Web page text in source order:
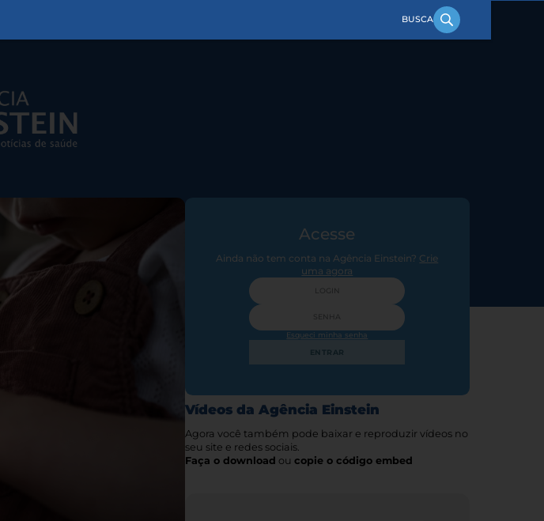
Acesse
Ainda não tem conta na Agência Einstein? Crie
uma agora
Esqueci minha senha
ENTRAR
Vídeos da Agência Einstein
Agora você também pode baixar e reproduzir vídeos no
seu site e redes sociais.
Faça o download ou copie o código embed